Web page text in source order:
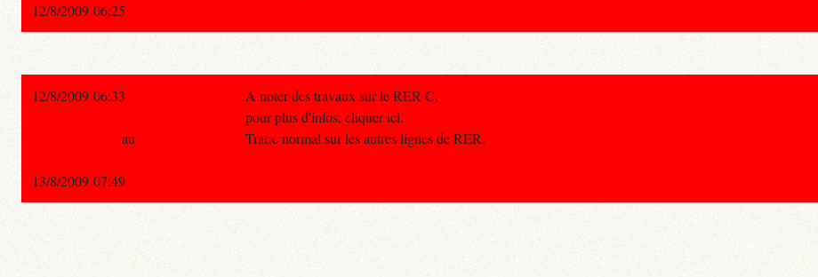
12/8/2009 06:25
12/8/2009 06:33
A noter des travaux sur le RER C,
pour plus d'infos, cliquer ici.
Trafic normal sur les autres lignes de RER.
au
13/8/2009 07:49